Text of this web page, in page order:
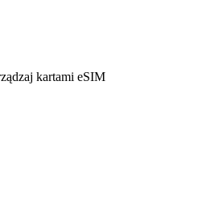
kartami eSIM